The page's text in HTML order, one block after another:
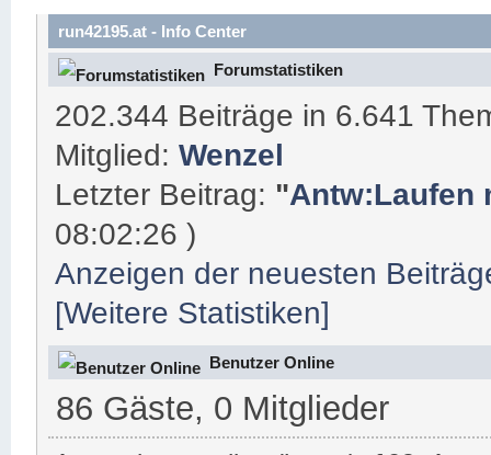
run42195.at - Info Center
Forumstatistiken
202.344 Beiträge in 6.641
Mitglied:Wenzel
Letzter Beitrag: "Antw:Laufen
08:02:26 )
Anzeigen der neuesten
[Weitere Statistiken]
Benutzer Online
86 Gäste, 0 Mitglieder